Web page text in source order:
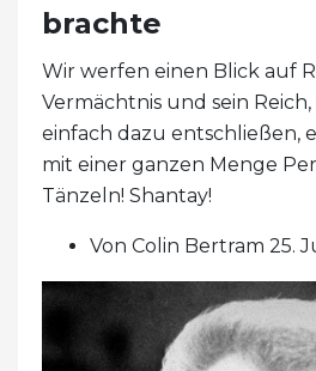
brachte
Wir werfen einen Blick auf
Vermächtnis und sein
einfach dazu entschließen,
mit einer ganzen Menge
Tänzeln! Shantay!
Von Colin Bertram 25.